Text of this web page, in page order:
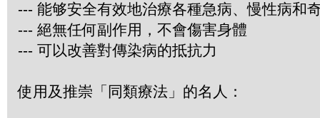
--- 能够安全有效地治療各種急病、慢性病和
--- 絕無任何副作用，不會傷害身體
--- 可以改善對傳染病的抵抗力
使用及推崇「同類療法」的名人：